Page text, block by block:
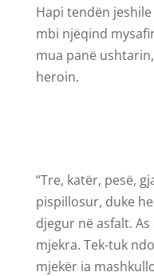
Hapi tendën
mbi njëqind
mua panë
heroin.
“Tre, katër, pesë,
pispillosur, duke
djegur në asfalt.
mjekra. Tek-tuk
mjekër ia